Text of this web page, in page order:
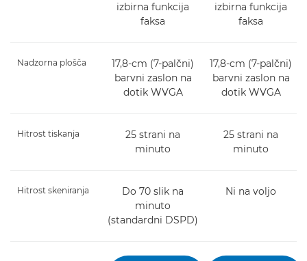
izbirna funkcija
faksa
izbirna funkcija
faksa
Nadzorna plošča
17,8-cm (7-palčni)
barvni zaslon na
dotik WVGA
17,8-cm (7-palčni)
barvni zaslon na
dotik WVGA
Hitrost tiskanja
25 strani na
minuto
25 strani na
minuto
Hitrost skeniranja
Do 70 slik na
minuto
(standardni DSPD)
Ni na voljo